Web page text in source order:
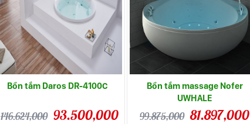
Bồn tắm Daros DR-4100C
146.624,000 93.500,000
Bồn tắm massage Nofer
UWHALE
99.875,000 81.897,000